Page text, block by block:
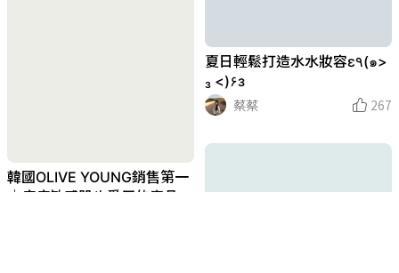
夏日輕鬆打造水水妝容ε٩(๑>
₃ <)۶з
蔡蔡
267
韓國OLIVE YOUNG銷售第一
｜痘痘敏感肌也愛用的產品